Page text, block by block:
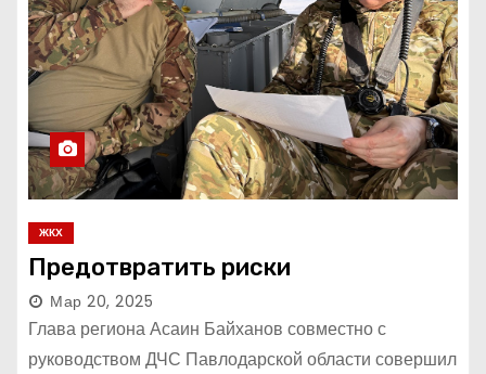
ЖКХ
Предотвратить риски
Мар 20, 2025
Глава региона Асаин Байханов совместно с
руководством ДЧС Павлодарской области совершил